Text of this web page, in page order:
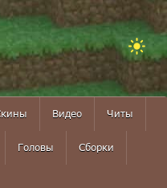
Видео Читы
Головы Сборки